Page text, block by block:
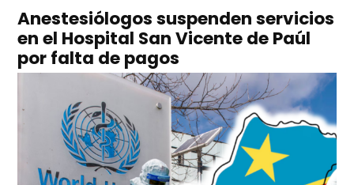
Anestesiólogos suspenden servicios
en el Hospital San Vicente de Paúl
por falta de pagos